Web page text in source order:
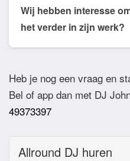
de email of app welke
willen horen. De DJ
Wij hebben interesse
het verder in zijn werk?
zodat het feest definitief
overigens geen
feest eraan komt zullen
hebben betreft de
van de avond.
zowel telefonisch, via e-
Heb je nog een vraag en
Bel of app dan met DJ
49373397
Allround DJ huren